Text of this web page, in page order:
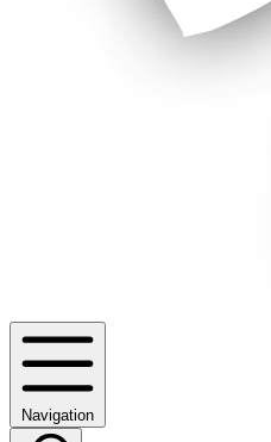
Navigation